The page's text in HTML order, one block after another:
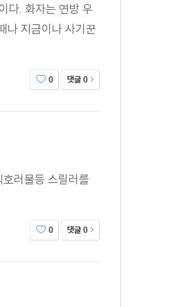
다. 화자는 연방 우
나 지금이나 사기꾼
0 댓글 0
러물등 스릴러를
0 댓글 0